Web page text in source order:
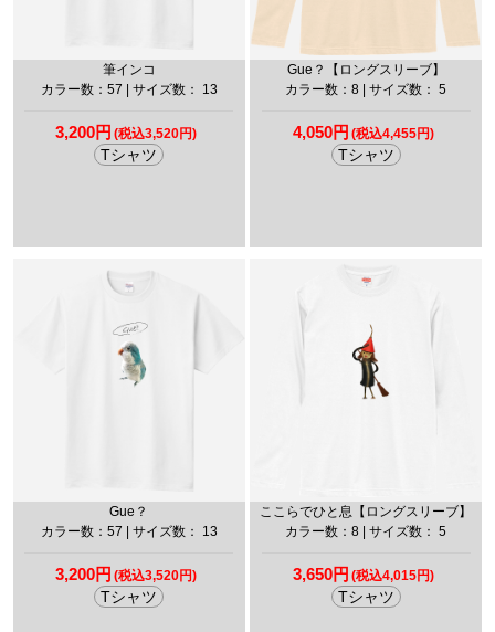
筆インコ
カラー数：57 | サイズ数： 13
3,200円 (税込3,520円)
Tシャツ
Gue？【ロングスリーブ】
カラー数：8 | サイズ数： 5
4,050円 (税込4,455円)
Tシャツ
Gue？
カラー数：57 | サイズ数： 13
3,200円 (税込3,520円)
Tシャツ
ここらでひと息【ロングスリーブ】
カラー数：8 | サイズ数： 5
3,650円 (税込4,015円)
Tシャツ